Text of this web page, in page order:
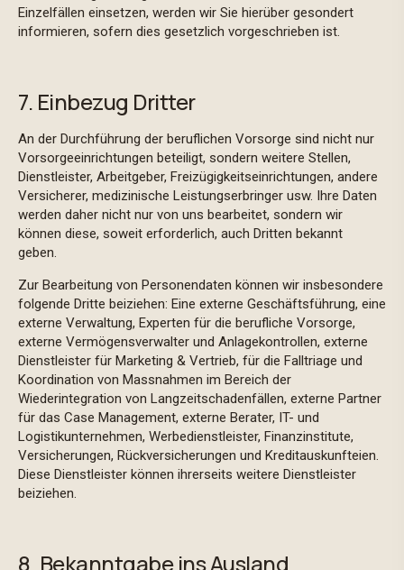
Einzelfällen einsetzen, werden wir Sie hierüber gesondert
informieren, sofern dies gesetzlich vorgeschrieben ist.
7. Einbezug Dritter
An der Durchführung der beruflichen Vorsorge sind nicht nur
Vorsorgeeinrichtungen beteiligt, sondern weitere Stellen,
Dienstleister, Arbeitgeber, Freizügigkeitseinrichtungen, andere
Versicherer, medizinische Leistungserbringer usw. Ihre Daten
werden daher nicht nur von uns bearbeitet, sondern wir
können diese, soweit erforderlich, auch Dritten bekannt
geben.
Zur Bearbeitung von Personendaten können wir insbesondere
folgende Dritte beiziehen: Eine externe Geschäftsführung, eine
externe Verwaltung, Experten für die berufliche Vorsorge,
externe Vermögensverwalter und Anlagekontrollen, externe
Dienstleister für Marketing & Vertrieb, für die Falltriage und
Koordination von Massnahmen im Bereich der
Wiederintegration von Langzeitschadenfällen, externe Partner
für das Case Management, externe Berater, IT- und
Logistikunternehmen, Werbedienstleister, Finanzinstitute,
Versicherungen, Rückversicherungen und Kreditauskunfteien.
Diese Dienstleister können ihrerseits weitere Dienstleister
beiziehen.
8. Bekanntgabe ins Ausland